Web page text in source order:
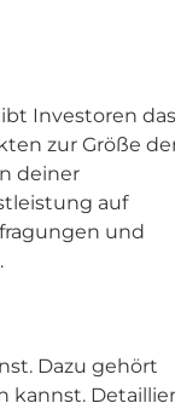
Investoren das
zur Größe
deiner
auf
und
Dazu gehört
kannst.